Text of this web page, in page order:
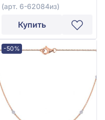
(арт. 6-62084из)
Купить
-50%